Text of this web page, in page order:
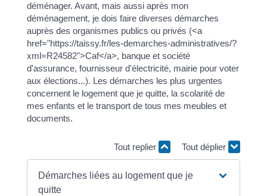
déménager. Avant, mais aussi après mon
déménagement, je dois faire diverses démarches
auprès des organismes publics ou privés (<a
href="https://taissy.fr/les-demarches-administratives/?
xml=R24582">Caf</a>, banque et société
d'assurance, fournisseur d'électricité, mairie pour voter
aux élections...). Les démarches les plus urgentes
concernent le logement que je quitte, la scolarité de
mes enfants et le transport de tous mes meubles et
documents.
Tout replier Tout déplier
Démarches liées au logement que je
quitte